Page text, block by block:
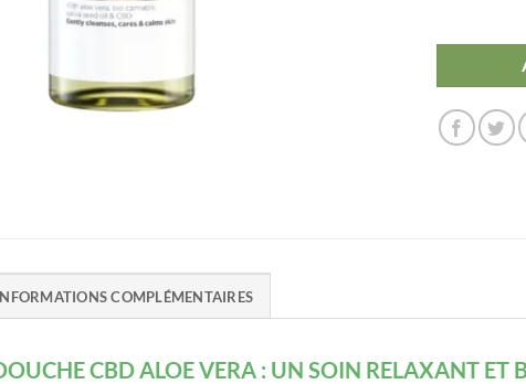
COMPLÉMENTAIRES
CBD ALOE VERA : UN SOIN RELAXANT ET